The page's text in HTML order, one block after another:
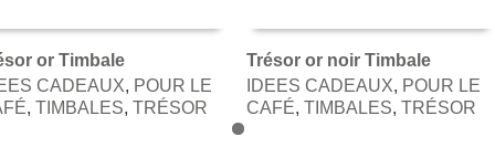
AU PANIER
or Timbale
CADEAUX, POUR LE
, TIMBALES, TRÉSOR
AJOUTER AU PANIER
Trésor or noir Timbale
IDEES CADEAUX, POUR LE
CAFÉ,TIMBALES,TRÉSOR